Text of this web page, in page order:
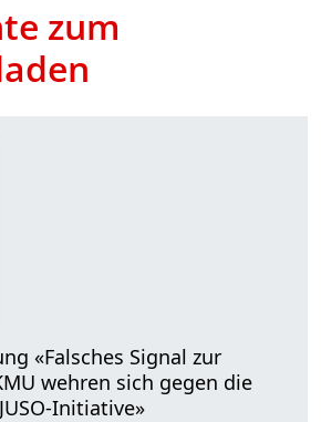
zum
«Falsches Signal zur
wehren sich gegen die
Initiative»